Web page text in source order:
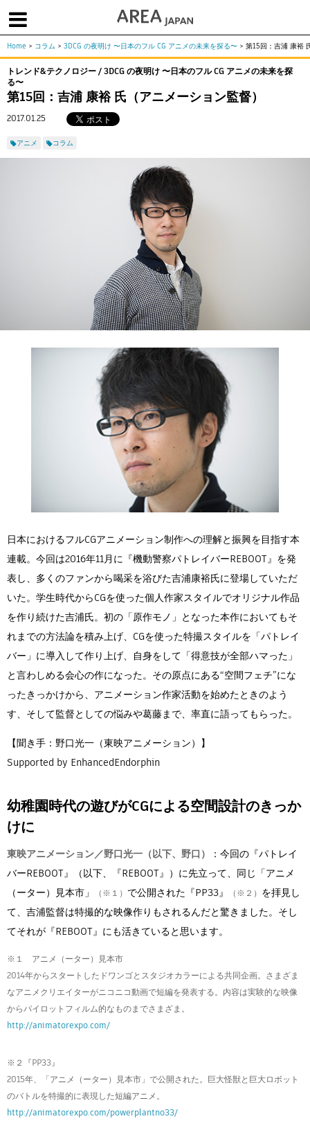
体験版で始める 学生向け無償版 ソフトを購入
About us | フォーラム | お問合せ | メールマガジン
コラム
ムービー イベント
Events
プロダクト
求人
Jobs
インディー版
建築・製造
教育機関・学生
Flow Production Tracking（旧ShotGrid）
Flow Studio
Home > コラム > 3DCG の夜明け 〜日本のフル CG アニメの未来を探る〜 > 第15回：吉浦 康裕
トレンド&テクノロジー / 3DCG の夜明け 〜日本のフル CG アニメの未来を探
る〜
第15回：吉浦 康裕 氏（アニメーション監督）
2017.01.25
アニメ コラム
日本におけるフルCGアニメーション制作への理解と振興を目指す本
連載。今回は2016年11月に『機動警察パトレイバーREBOOT』を発
表し、多くのファンから喝采を浴びた吉浦康裕氏に登場していただ
いた。学生時代からCGを使った個人作家スタイルでオリジナル作品
を作り続けた吉浦氏。初の「原作モノ」となった本作においてもそ
れまでの方法論を積み上げ、CGを使った特撮スタイルを「パトレイ
バー」に導入して作り上げ、自身をして「得意技が全部ハマった」
と言わしめる会心の作になった。その原点にある“空間フェチ”にな
ったきっかけから、アニメーション作家活動を始めたときのよう
す、そして監督としての悩みや葛藤まで、率直に語ってもらった。
【聞き手：野口光一（東映アニメーション）】
Supported by EnhancedEndorphin
幼稚園時代の遊びがCGによる空間設計のきっか
けに
東映アニメーション／野口光一（以下、野口）
：今回の『パトレイ
バーREBOOT』（以下、『REBOOT』）に先立って、同じ「アニメ
（ーター）見本市」
（※１） で公開された『PP33』 （※２） を拝見し
て、吉浦監督は特撮的な映像作りもされるんだと驚きました。そし
てそれが『REBOOT』にも活きていると思います。
※１ アニメ（ーター）見本市
2014年からスタートしたドワンゴとスタジオカラーによる共同企画。さまざま
なアニメクリエイターがニコニコ動画で短編を発表する。内容は実験的な映像
からパイロットフィルム的なものまでさまざま。
http://animatorexpo.com/
※２『PP33』
2015年、「アニメ（ーター）見本市」で公開された。巨大怪獣と巨大ロボット
のバトルを特撮的に表現した短編アニメ。
http://animatorexpo.com/powerplantno33/